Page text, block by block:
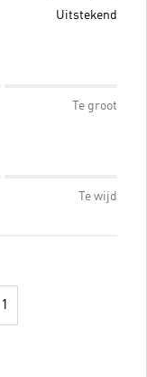
Uitstekend
Te groot
Te wijd
1